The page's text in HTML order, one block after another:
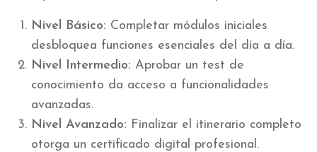
Nivel Básico: Completar módulos iniciales
desbloquea funciones esenciales del día a día.
Nivel Intermedio: Aprobar un test de
conocimiento da acceso a funcionalidades
avanzadas.
Nivel Avanzado: Finalizar el itinerario completo
otorga un certificado digital profesional.